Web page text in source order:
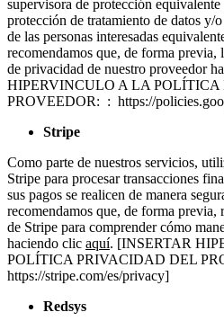
supervisora de protección
protección de tratamiento de datos y/
de las personas interesadas
recomendamos que, de forma previa,
de privacidad de nuestro proveedor
HIPERVINCULO A LA
PROVEEDOR: : https://
Stripe
Como parte de nuestros servicios,
Stripe para procesar transacciones
sus pagos se realicen de manera
recomendamos que, de forma
de Stripe para comprender cómo
haciendo clic aquí. [INSERTAR
POLÍTICA PRIVACIDAD DEL
https://stripe.com/es/privacy]
Redsys